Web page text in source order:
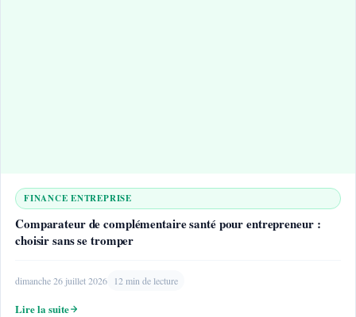
FINANCE ENTREPRISE
Comparateur de complémentaire santé pour entrepreneur :
choisir sans se tromper
dimanche 26 juillet 2026 12 min de lecture
Lire la suite